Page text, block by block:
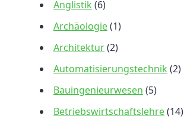
Anglistik (6)
Archäologie(1)
Architektur(2)
Automatisierungstechnik (2)
Bauingenieurwesen (5)
Betriebswirtschaftslehre(14)